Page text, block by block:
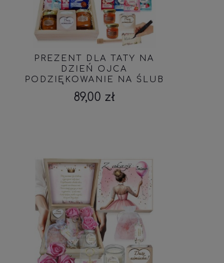
PREZENT DLA TATY NA
DZIEŃ OJCA
PODZIĘKOWANIE NA ŚLUB
ZESTAW PREZENTOWY
89,00 zł